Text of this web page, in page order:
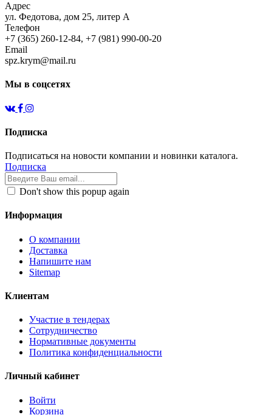
Адрес
ул. Федотова, дом 25, литер А
Телефон
+7 (365) 260-12-84, +7 (981) 990-00-20
Email
spz.krym@mail.ru
Мы в соцсетях
Подписка
Подписаться на новости компании и новинки каталога.
Подписка
Don't show this popup again
Информация
О компании
Доставка
Напишите нам
Sitemap
Клиентам
Участие в тендерах
Сотрудничество
Нормативные документы
Политика конфиденциальности
Личный кабинет
Войти
Корзина